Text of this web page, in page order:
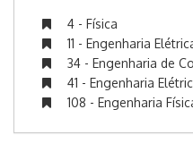
4 - Física
11 - Engenharia
34 - Engenharia de
41 - Engenharia
108 - Engenharia